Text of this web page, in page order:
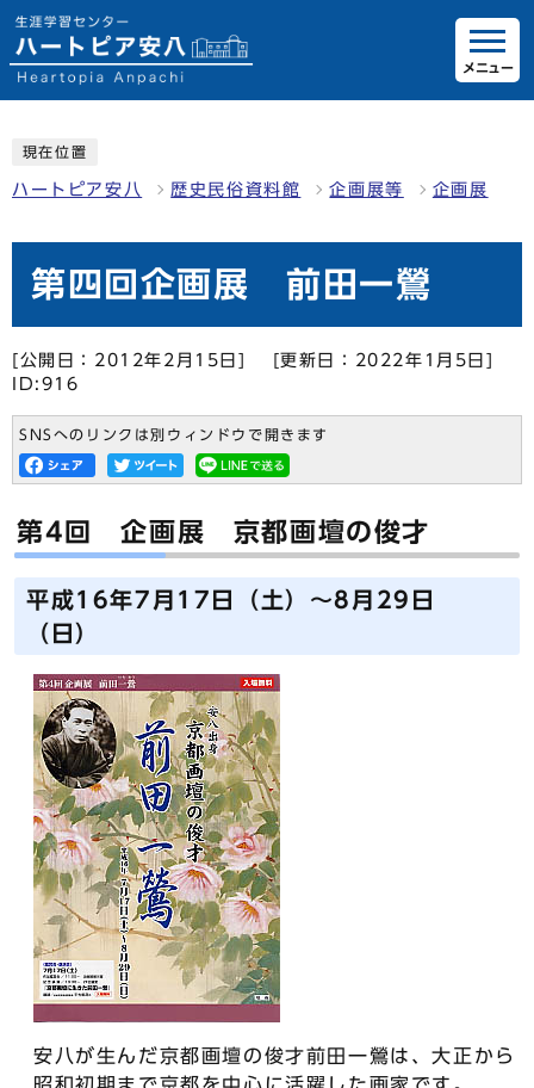
メニュー
現在位置
ハートピア安八 歴史民俗資料館 企画展等 企画展
第四回企画展 前田一鶯
[公開日：2012年2月15日]
[更新日：2022年1月5日]
ID:916
SNSへのリンクは別ウィンドウで開きます
第4回 企画展 京都画壇の俊才
平成16年7月17日（土）～8月29日
（日）
安八が生んだ京都画壇の俊才前田一鶯は、大正から